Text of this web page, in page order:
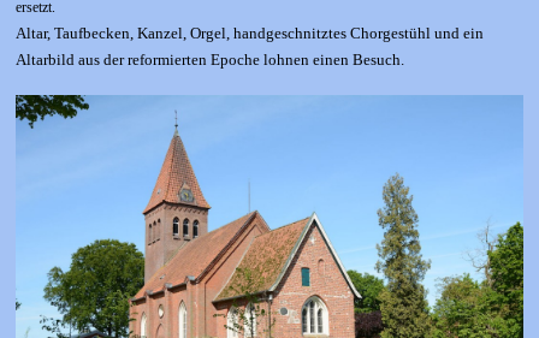
ersetzt.
Altar, Taufbecken, Kanzel, Orgel, handgeschnitztes Chorgestühl und ein
Altarbild aus der reformierten Epoche lohnen einen Besuch.